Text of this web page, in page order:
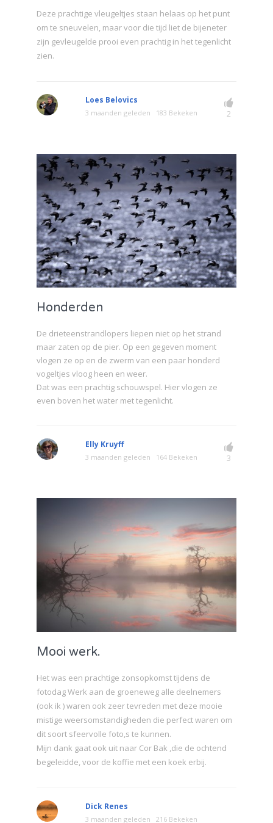
Deze prachtige vleugeltjes staan helaas op het punt
om te sneuvelen, maar voor die tijd liet de bijeneter
zijn gevleugelde prooi even prachtig in het tegenlicht
zien.
Loes Belovics
3 maanden geleden 183 Bekeken 2
Honderden
De drieteenstrandlopers liepen niet op het strand
maar zaten op de pier. Op een gegeven moment
vlogen ze op en de zwerm van een paar honderd
vogeltjes vloog heen en weer.
Dat was een prachtig schouwspel. Hier vlogen ze
even boven het water met tegenlicht.
Elly Kruyff
3 maanden geleden 164 Bekeken 3
Mooi werk.
Het was een prachtige zonsopkomst tijdens de
fotodag Werk aan de groeneweg alle deelnemers
(ook ik ) waren ook zeer tevreden met deze mooie
mistige weersomstandigheden die perfect waren om
dit soort sfeervolle foto,s te kunnen.
Mijn dank gaat ook uit naar Cor Bak ,die de ochtend
begeleidde, voor de koffie met een koek erbij.
Dick Renes
3 maanden geleden 216 Bekeken